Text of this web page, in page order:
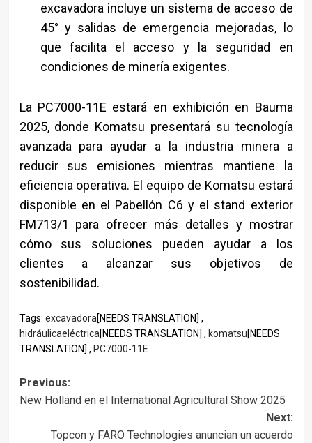
excavadora incluye un sistema de acceso de
45° y salidas de emergencia mejoradas, lo
que facilita el acceso y la seguridad en
condiciones de minería exigentes.
La PC7000-11E estará en exhibición en Bauma
2025, donde Komatsu presentará su tecnología
avanzada para ayudar a la industria minera a
reducir sus emisiones mientras mantiene la
eficiencia operativa. El equipo de Komatsu estará
disponible en el Pabellón C6 y el stand exterior
FM713/1 para ofrecer más detalles y mostrar
cómo sus soluciones pueden ayudar a los
clientes a alcanzar sus objetivos de
sostenibilidad.
Tags: excavadora[NEEDS TRANSLATION] ,
hidráulicaeléctrica[NEEDS TRANSLATION] , komatsu[NEEDS
TRANSLATION] , PC7000-11E
Post
Previous:
New Holland en el International Agricultural Show 2025
Next:
Topcon y FARO Technologies anuncian un acuerdo